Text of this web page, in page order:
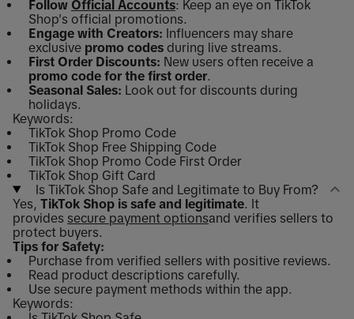
Follow Official Accounts: Keep an eye on TikTok
Shop's official promotions.
Engage with Creators: Influencers may share
exclusive promo codes during live streams.
First Order Discounts: New users often receive a
promo code for the first order.
Seasonal Sales: Look out for discounts during
holidays.
Keywords:
TikTok Shop Promo Code
TikTok Shop Free Shipping Code
TikTok Shop Promo Code First Order
TikTok Shop Gift Card
Is TikTok Shop Safe and Legitimate to Buy From?
Yes, TikTok Shop is safe and legitimate. It
provides secure payment optionsand verifies sellers to
protect buyers.
Tips for Safety:
Purchase from verified sellers with positive reviews.
Read product descriptions carefully.
Use secure payment methods within the app.
Keywords: